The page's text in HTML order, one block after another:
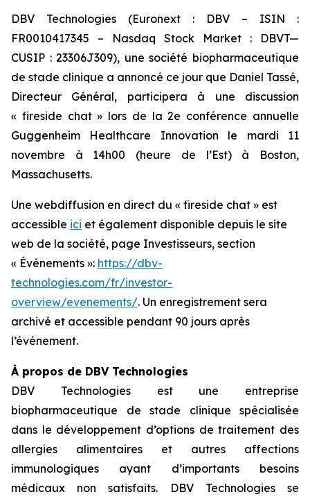
DBV Technologies (Euronext : DBV – ISIN :
FR0010417345 – Nasdaq Stock Market : DBVT—
CUSIP : 23306J309), une société biopharmaceutique
de stade clinique a annoncé ce jour que Daniel Tassé,
Directeur Général, participera à une discussion
« fireside chat » lors de la 2e conférence annuelle
Guggenheim Healthcare Innovation le mardi 11
novembre à 14h00 (heure de l’Est) à Boston,
Massachusetts.
Une webdiffusion en direct du « fireside chat » est
accessible ici et également disponible depuis le site
web de la société, page Investisseurs, section
« Événements »: https://dbv-
technologies.com/fr/investor-
overview/evenements/. Un enregistrement sera
archivé et accessible pendant 90 jours après
l’événement.
À propos de DBV Technologies
DBV Technologies est une entreprise
biopharmaceutique de stade clinique spécialisée
dans le développement d’options de traitement des
allergies alimentaires et autres affections
immunologiques ayant d’importants besoins
médicaux non satisfaits. DBV Technologies se